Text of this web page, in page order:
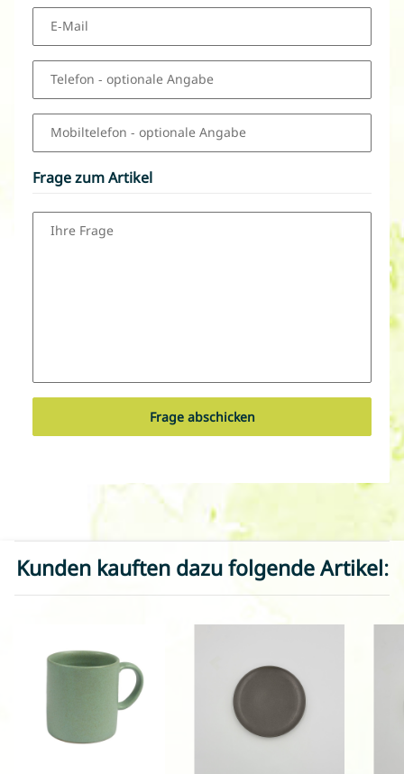
E-Mail
Telefon - optionale Angabe
Mobiltelefon - optionale Angabe
Frage zum Artikel
Ihre Frage
Frage abschicken
Kunden kauften dazu folgende Artikel: